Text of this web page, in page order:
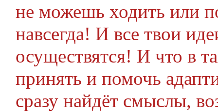
не можешь ходить или
навсегда! И все твои
осуществятся! И что в
принять и помочь
сразу найдёт смыслы,